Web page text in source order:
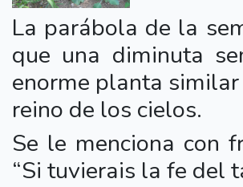
La parábola de la
que una diminuta
enorme planta
reino de los cielos.
Se le menciona con
“Si tuvierais la fe del